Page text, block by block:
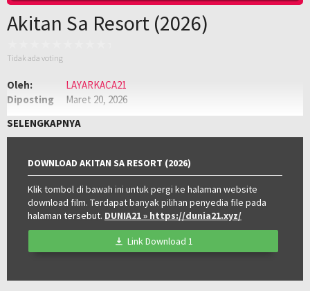
Akitan Sa Resort (2026)
Tidak ada voting
Oleh:
LAYARKACA21
Diposting
Maret 20, 2026
Kualitas:
HD
Negara:
Philippines
SELENGKAPNYA
DOWNLOAD AKITAN SA RESORT (2026)
Klik tombol di bawah ini untuk pergi ke halaman website
download film. Terdapat banyak pilihan penyedia file pada
halaman tersebut. DUNIA21» https://dunia21.xyz/
Link Download 1